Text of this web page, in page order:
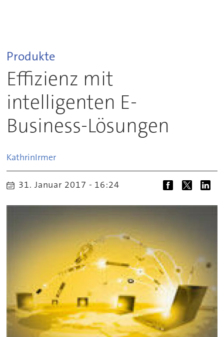
Produkte
Effizienz mit
intelligenten E-
Business-Lösungen
KathrinIrmer
31. Januar 2017 - 16:24